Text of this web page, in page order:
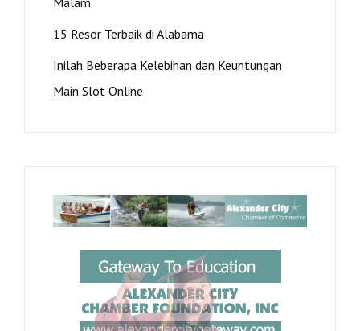
15 Resor Terbaik di Alabama
Inilah Beberapa Kelebihan dan Keuntungan
Main Slot Online